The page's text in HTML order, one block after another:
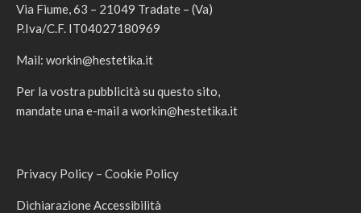
Via Fiume, 63 – 21049 Tradate – (Va)
P.Iva/C.F. IT04027180969
Mail: workin@hestetika.it
Per la vostra pubblicità su questo sito,
mandate una e-mail a workin@hestetika.it
Privacy Policy – Cookie Policy
Dichiarazione Accessibilità